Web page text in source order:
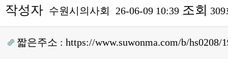
작성자 수원시의사회 26-06-09 10:39 조회
짧은주소 : https://www.suwonma.com/b/hs0208/